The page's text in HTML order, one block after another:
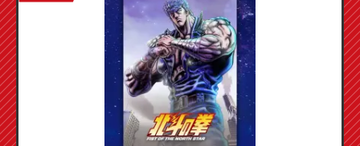
cartão especialmente desenhado (4 tipos no